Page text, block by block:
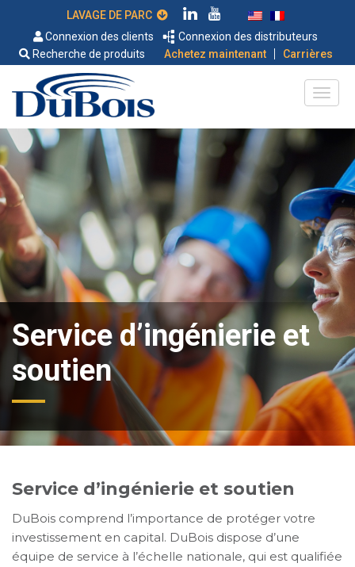
Connexion des clients
Connexion des distributeurs
Recherche de produits
Achetez maintenant | Carrières
Service d’ingénierie et
soutien
Service d’ingénierie et soutien
DuBois comprend l’importance de protéger votre
investissement en capital. DuBois dispose d’une
équipe de service à l’échelle nationale, qui est qualifiée